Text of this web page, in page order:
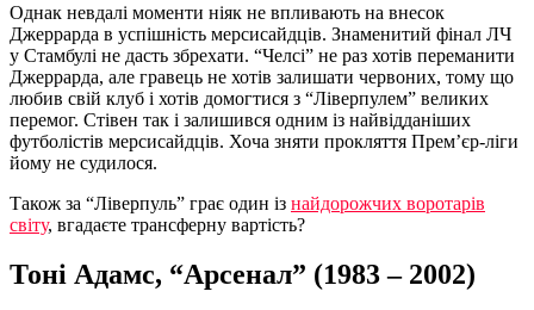
Однак невдалі моменти ніяк не впливають на внесок
Джеррарда в успішність мерсисайдців. Знаменитий фінал ЛЧ
у Стамбулі не дасть збрехати. “Челсі” не раз хотів переманити
Джеррарда, але гравець не хотів залишати червоних, тому що
любив свій клуб і хотів домогтися з “Ліверпулем” великих
перемог. Стівен так і залишився одним із найвідданіших
футболістів мерсисайдців. Хоча зняти прокляття Прем’єр-ліги
йому не судилося.
Також за “Ліверпуль” грає один із найдорожчих воротарів
світу, вгадаєте трансферну вартість?
Тоні Адамс, “Арсенал” (1983 – 2002)